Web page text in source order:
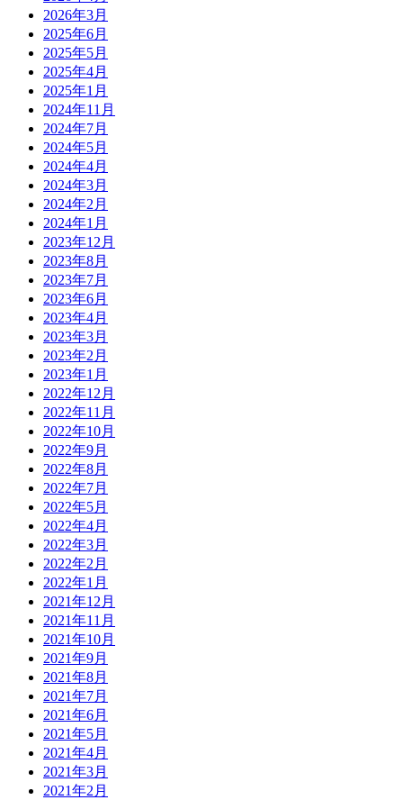
2026年3月
2025年6月
2025年5月
2025年4月
2025年1月
2024年11月
2024年7月
2024年5月
2024年4月
2024年3月
2024年2月
2024年1月
2023年12月
2023年8月
2023年7月
2023年6月
2023年4月
2023年3月
2023年2月
2023年1月
2022年12月
2022年11月
2022年10月
2022年9月
2022年8月
2022年7月
2022年5月
2022年4月
2022年3月
2022年2月
2022年1月
2021年12月
2021年11月
2021年10月
2021年9月
2021年8月
2021年7月
2021年6月
2021年5月
2021年4月
2021年3月
2021年2月